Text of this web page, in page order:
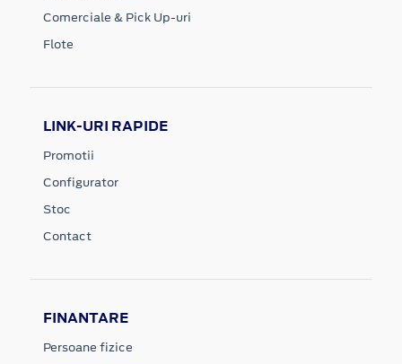
Comerciale & Pick Up-uri
Flote
LINK-URI RAPIDE
Promotii
Configurator
Stoc
Contact
FINANTARE
Persoane fizice